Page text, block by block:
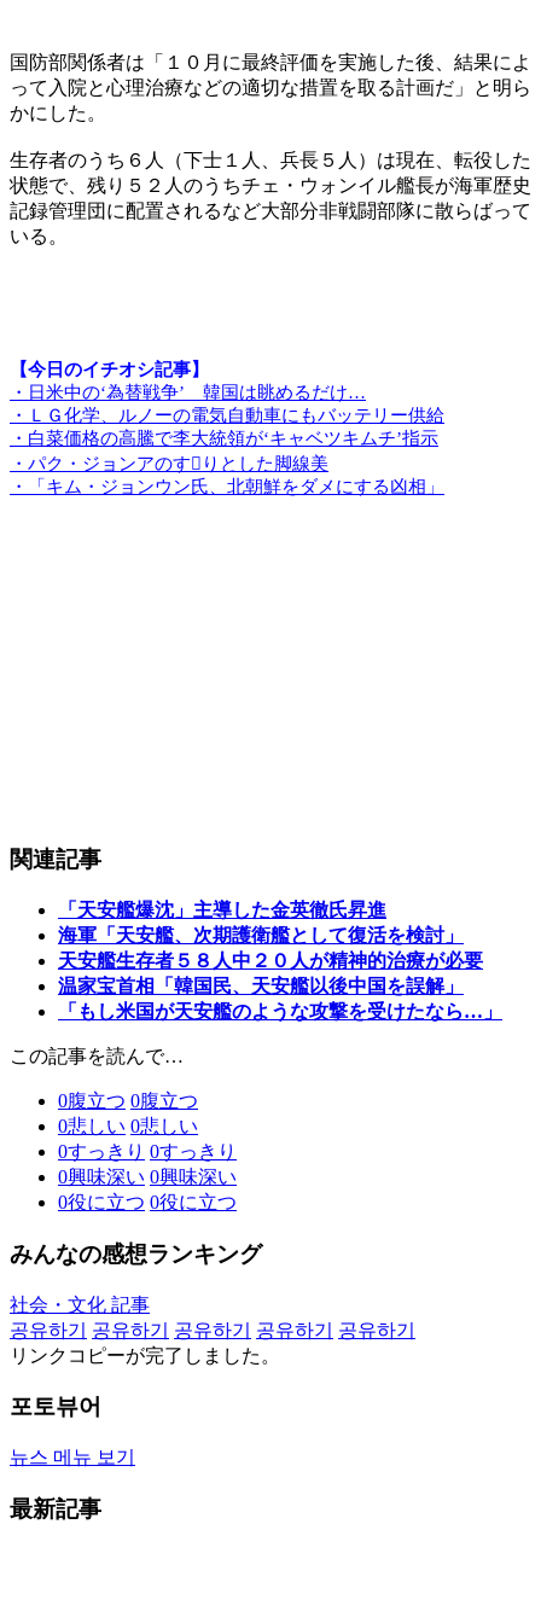
国防部関係者は「１０月に最終評価を実施した後、結果によ
って入院と心理治療などの適切な措置を取る計画だ」と明ら
かにした。
生存者のうち６人（下士１人、兵長５人）は現在、転役した
状態で、残り５２人のうちチェ・ウォンイル艦長が海軍歴史
記録管理団に配置されるなど大部分非戦闘部隊に散らばって
いる。
【今日のイチオシ記事】
・日米中の‘為替戦争’ 韓国は眺めるだけ…
・ＬＧ化学、ルノーの電気自動車にもバッテリー供給
・白菜価格の高騰で李大統領が‘キャベツキムチ’指示
・パク・ジョンアのすりとした脚線美
・「キム・ジョンウン氏、北朝鮮をダメにする凶相」
関連記事
「天安艦爆沈」主導した金英徹氏昇進
海軍「天安艦、次期護衛艦として復活を検討」
天安艦生存者５８人中２０人が精神的治療が必要
温家宝首相「韓国民、天安艦以後中国を誤解」
「もし米国が天安艦のような攻撃を受けたなら…」
この記事を読んで…
0腹立つ 0腹立つ
0悲しい 0悲しい
0すっきり 0すっきり
0興味深い 0興味深い
0役に立つ 0役に立つ
みんなの感想ランキング
社会・文化 記事
공유하기
공유하기 공유하기 공유하기
공유하기
リンクコピーが完了しました。
포토뷰어
뉴스 메뉴 보기
最新記事